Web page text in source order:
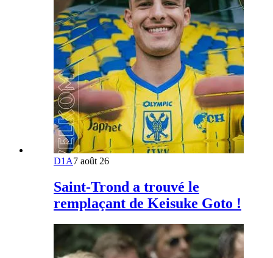
D1A7 août 26
Saint-Trond a trouvé le
remplaçant de Keisuke Goto !